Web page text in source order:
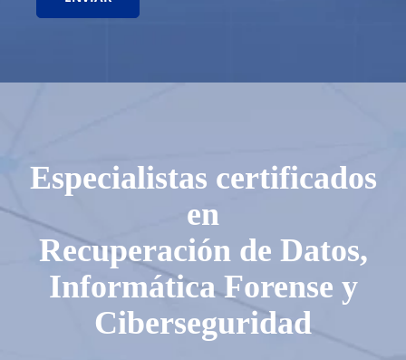
Especialistas certificados
en
Recuperación de Datos,
Informática Forense y
Ciberseguridad